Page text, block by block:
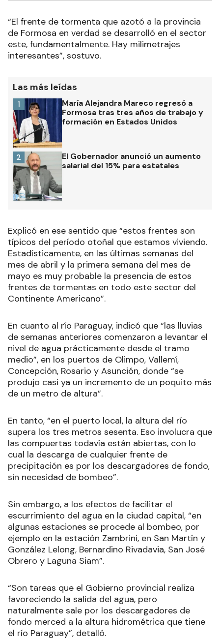
“El frente de tormenta que azotó a la provincia
de Formosa en verdad se desarrolló en el sector
este, fundamentalmente. Hay milimetrajes
interesantes”, sostuvo.
Las más leídas
María Alejandra Mareco regresó a
Formosa tras tres años de trabajo y
formación en Estados Unidos
1
El Gobernador anunció un aumento
salarial del 15% para estatales
2
Explicó en ese sentido que “estos frentes son
típicos del período otoñal que estamos viviendo.
Estadísticamente, en las últimas semanas del
mes de abril y la primera semana del mes de
mayo es muy probable la presencia de estos
frentes de tormentas en todo este sector del
Continente Americano”.
En cuanto al río Paraguay, indicó que “las lluvias
de semanas anteriores comenzaron a levantar el
nivel de agua prácticamente desde el tramo
medio”, en los puertos de Olimpo, Vallemí,
Concepción, Rosario y Asunción, donde “se
produjo casi ya un incremento de un poquito más
de un metro de altura”.
En tanto, “en el puerto local, la altura del río
supera los tres metros sesenta. Eso involucra que
las compuertas todavía están abiertas, con lo
cual la descarga de cualquier frente de
precipitación es por los descargadores de fondo,
sin necesidad de bombeo”.
Sin embargo, a los efectos de facilitar el
escurrimiento del agua en la ciudad capital, “en
algunas estaciones se procede al bombeo, por
ejemplo en la estación Zambrini, en San Martín y
González Lelong, Bernardino Rivadavia, San José
Obrero y Laguna Siam”.
“Son tareas que el Gobierno provincial realiza
favoreciendo la salida del agua, pero
naturalmente sale por los descargadores de
fondo merced a la altura hidrométrica que tiene
el río Paraguay”, detalló.